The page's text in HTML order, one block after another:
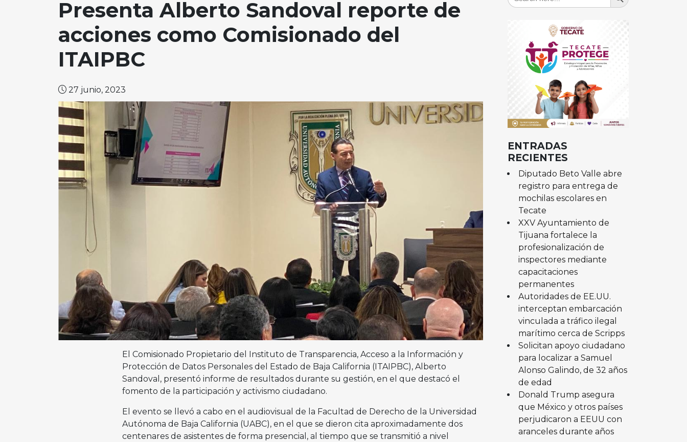
Presenta Alberto Sandoval reporte de
acciones como Comisionado del
ITAIPBC
27 junio, 2023
El Comisionado Propietario del Instituto de Transparencia, Acceso a la Información y
Protección de Datos Personales del Estado de Baja California (ITAIPBC), Alberto
Sandoval, presentó informe de resultados durante su gestión, en el que destacó el
fomento de la participación y activismo ciudadano.
El evento se llevó a cabo en el audiovisual de la Facultad de Derecho de la Universidad
Autónoma de Baja California (UABC), en el que se dieron cita aproximadamente dos
centenares de asistentes de forma presencial, al tiempo que se transmitió a nivel
ENTRADAS
RECIENTES
Diputado Beto Valle abre
registro para entrega de
mochilas escolares en
Tecate
XXV Ayuntamiento de
Tijuana fortalece la
profesionalización de
inspectores mediante
capacitaciones
permanentes
Autoridades de EE.UU.
interceptan embarcación
vinculada a tráfico ilegal
marítimo cerca de Scripps
Solicitan apoyo ciudadano
para localizar a Samuel
Alonso Galindo, de 32 años
de edad
Donald Trump asegura
que México y otros países
perjudicaron a EEUU con
aranceles durante años